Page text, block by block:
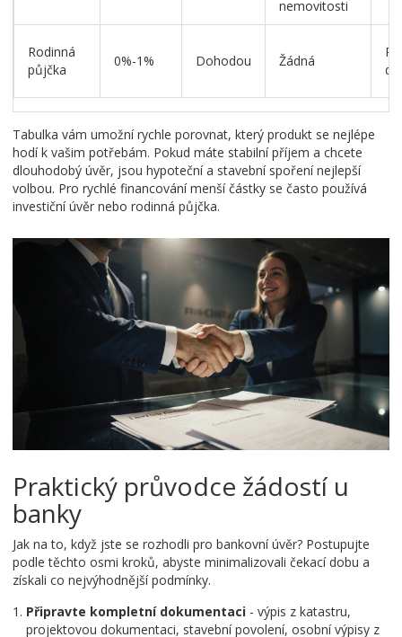
nemovitosti
Rodinná
půjčka
0%-1% Dohodou Žádná
Tabulka vám umožní rychle porovnat, který produkt se nejlépe
hodí k vašim potřebám. Pokud máte stabilní příjem a chcete
dlouhodobý úvěr, jsou hypoteční a stavební spoření nejlepší
volbou. Pro rychlé financování menší částky se často používá
investiční úvěr nebo rodinná půjčka.
Praktický průvodce žádostí u
banky
Jak na to, když jste se rozhodli pro bankovní úvěr? Postupujte
podle těchto osmi kroků, abyste minimalizovali čekací dobu a
získali co nejvýhodnější podmínky.
Připravte kompletní dokumentaci - výpis z katastru,
projektovou dokumentaci, stavební povolení, osobní výpisy z